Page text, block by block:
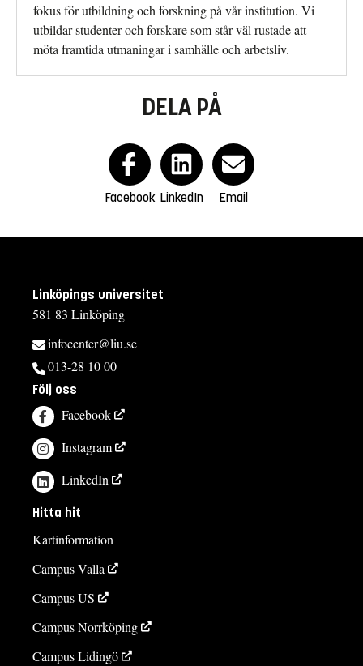
fokus för utbildning och forskning på vår institution. Vi
utbildar studenter och forskare som står väl rustade att
möta framtida utmaningar i samhälle och arbetsliv.
DELA PÅ
Facebook LinkedIn Email
Linköpings universitet
581 83 Linköping
infocenter@liu.se
013-28 10 00
Följ oss
Facebook
Instagram
LinkedIn
Hitta hit
Kartinformation
Campus Valla
Campus US
Campus Norrköping
Campus Lidingö